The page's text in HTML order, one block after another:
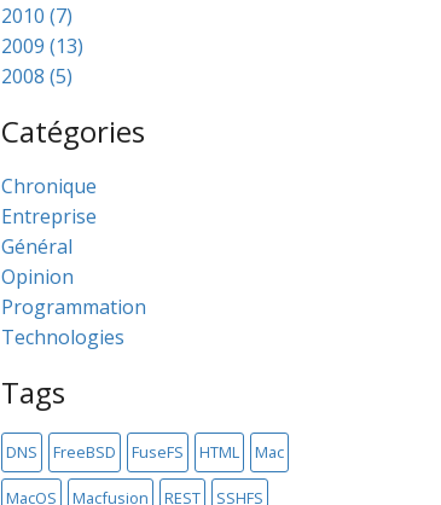
2010 (7)
2009 (13)
2008 (5)
Catégories
Chronique
Entreprise
Général
Opinion
Programmation
Technologies
Tags
DNS FreeBSD FuseFS HTML Mac
MacOS Macfusion REST SSHFS